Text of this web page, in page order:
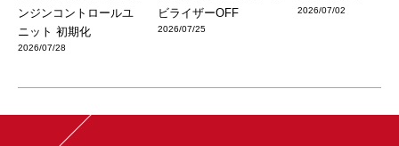
ンジンコントロールユ
ニット 初期化
2026/07/28
ビライザーOFF
2026/07/25
2026/07/02